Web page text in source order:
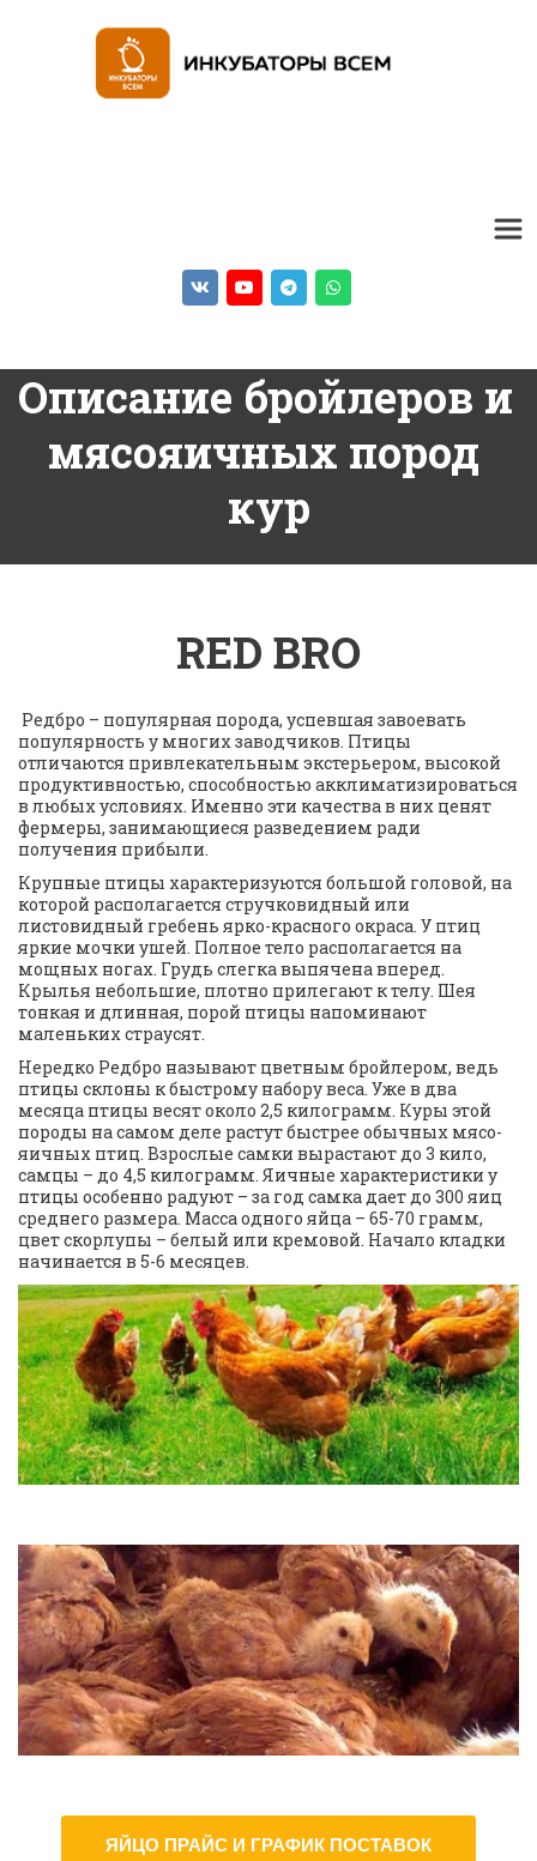
Описание бройлеров и
мясояичных пород
кур
RED BRO
популярность у многих заводчиков. Птицы
отличаются привлекательным экстерьером, высокой
продуктивностью, способностью акклиматизироваться
в любых условиях. Именно эти качества в них ценят
фермеры, занимающиеся разведением ради
получения прибыли.
Крупные птицы характеризуются большой головой, на
которой располагается стручковидный или
листовидный гребень ярко-красного окраса. У птиц
яркие мочки ушей. Полное тело располагается на
мощных ногах. Грудь слегка выпячена вперед.
Крылья небольшие, плотно прилегают к телу. Шея
тонкая и длинная, порой птицы напоминают
маленьких страусят.
Нередко Редбро называют цветным бройлером, ведь
птицы склоны к быстрому набору веса. Уже в два
месяца птицы весят около 2,5 килограмм. Куры этой
породы на самом деле растут быстрее обычных мясо-
яичных птиц. Взрослые самки вырастают до 3 кило,
самцы – до 4,5 килограмм. Яичные характеристики у
птицы особенно радуют – за год самка дает до 300 яиц
среднего размера. Масса одного яйца – 65-70 грамм,
цвет скорлупы – белый или кремовой. Начало кладки
начинается в 5-6 месяцев.
ЯЙЦО ПРАЙС И ГРАФИК ПОСТАВОК